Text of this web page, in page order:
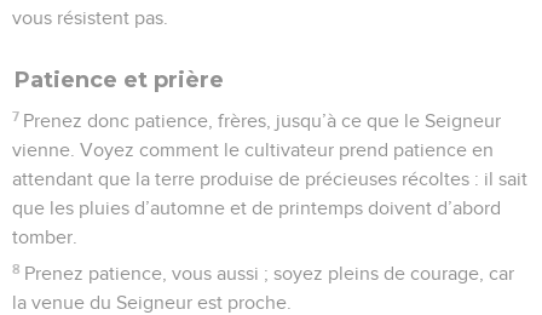
vous résistent pas.
Patience et prière
7 Prenez donc patience, frères, jusqu’à ce que le Seigneur
vienne. Voyez comment le cultivateur prend patience en
attendant que la terre produise de précieuses récoltes : il sait
que les pluies d’automne et de printemps doivent d’abord
tomber.
8 Prenez patience, vous aussi ; soyez pleins de courage, car
la venue du Seigneur est proche.